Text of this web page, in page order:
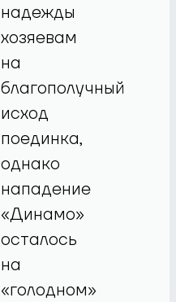
надежды
хозяевам
на
благополучный
исход
поединка,
однако
нападение
«Динамо»
осталось
на
«голодном»